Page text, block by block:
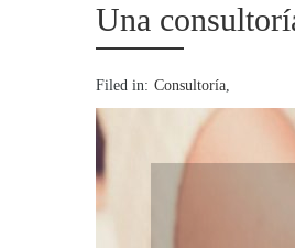
Una
Filed in: Consultoría